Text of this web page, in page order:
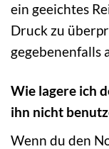
ein geeichtes
Druck zu
gegebenenfalls
Wie lagere ich
ihn nicht
Wenn du den